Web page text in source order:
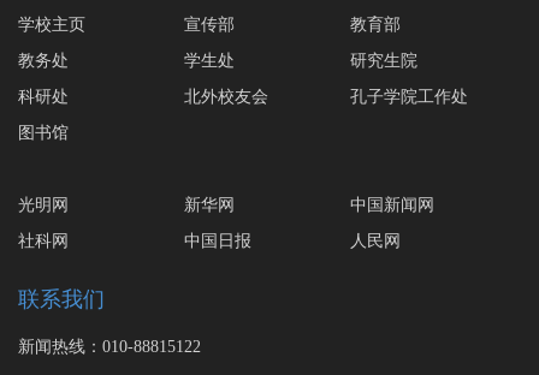
学校主页 宣传部
教育部
教务处
学生处
研究生院
科研处
北外校友会
孔子学院工作处
图书馆
光明网 新华网
中国新闻网
社科网
中国日报 人民网
联系我们
新闻热线：010-88815122